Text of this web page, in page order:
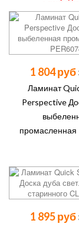
1 804 руб
Ламинат
Perspective
промасленная
1 895 руб